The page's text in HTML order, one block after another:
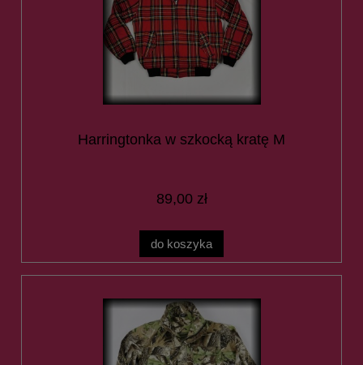
Harringtonka w szkocką kratę M
89,00 zł
do koszyka